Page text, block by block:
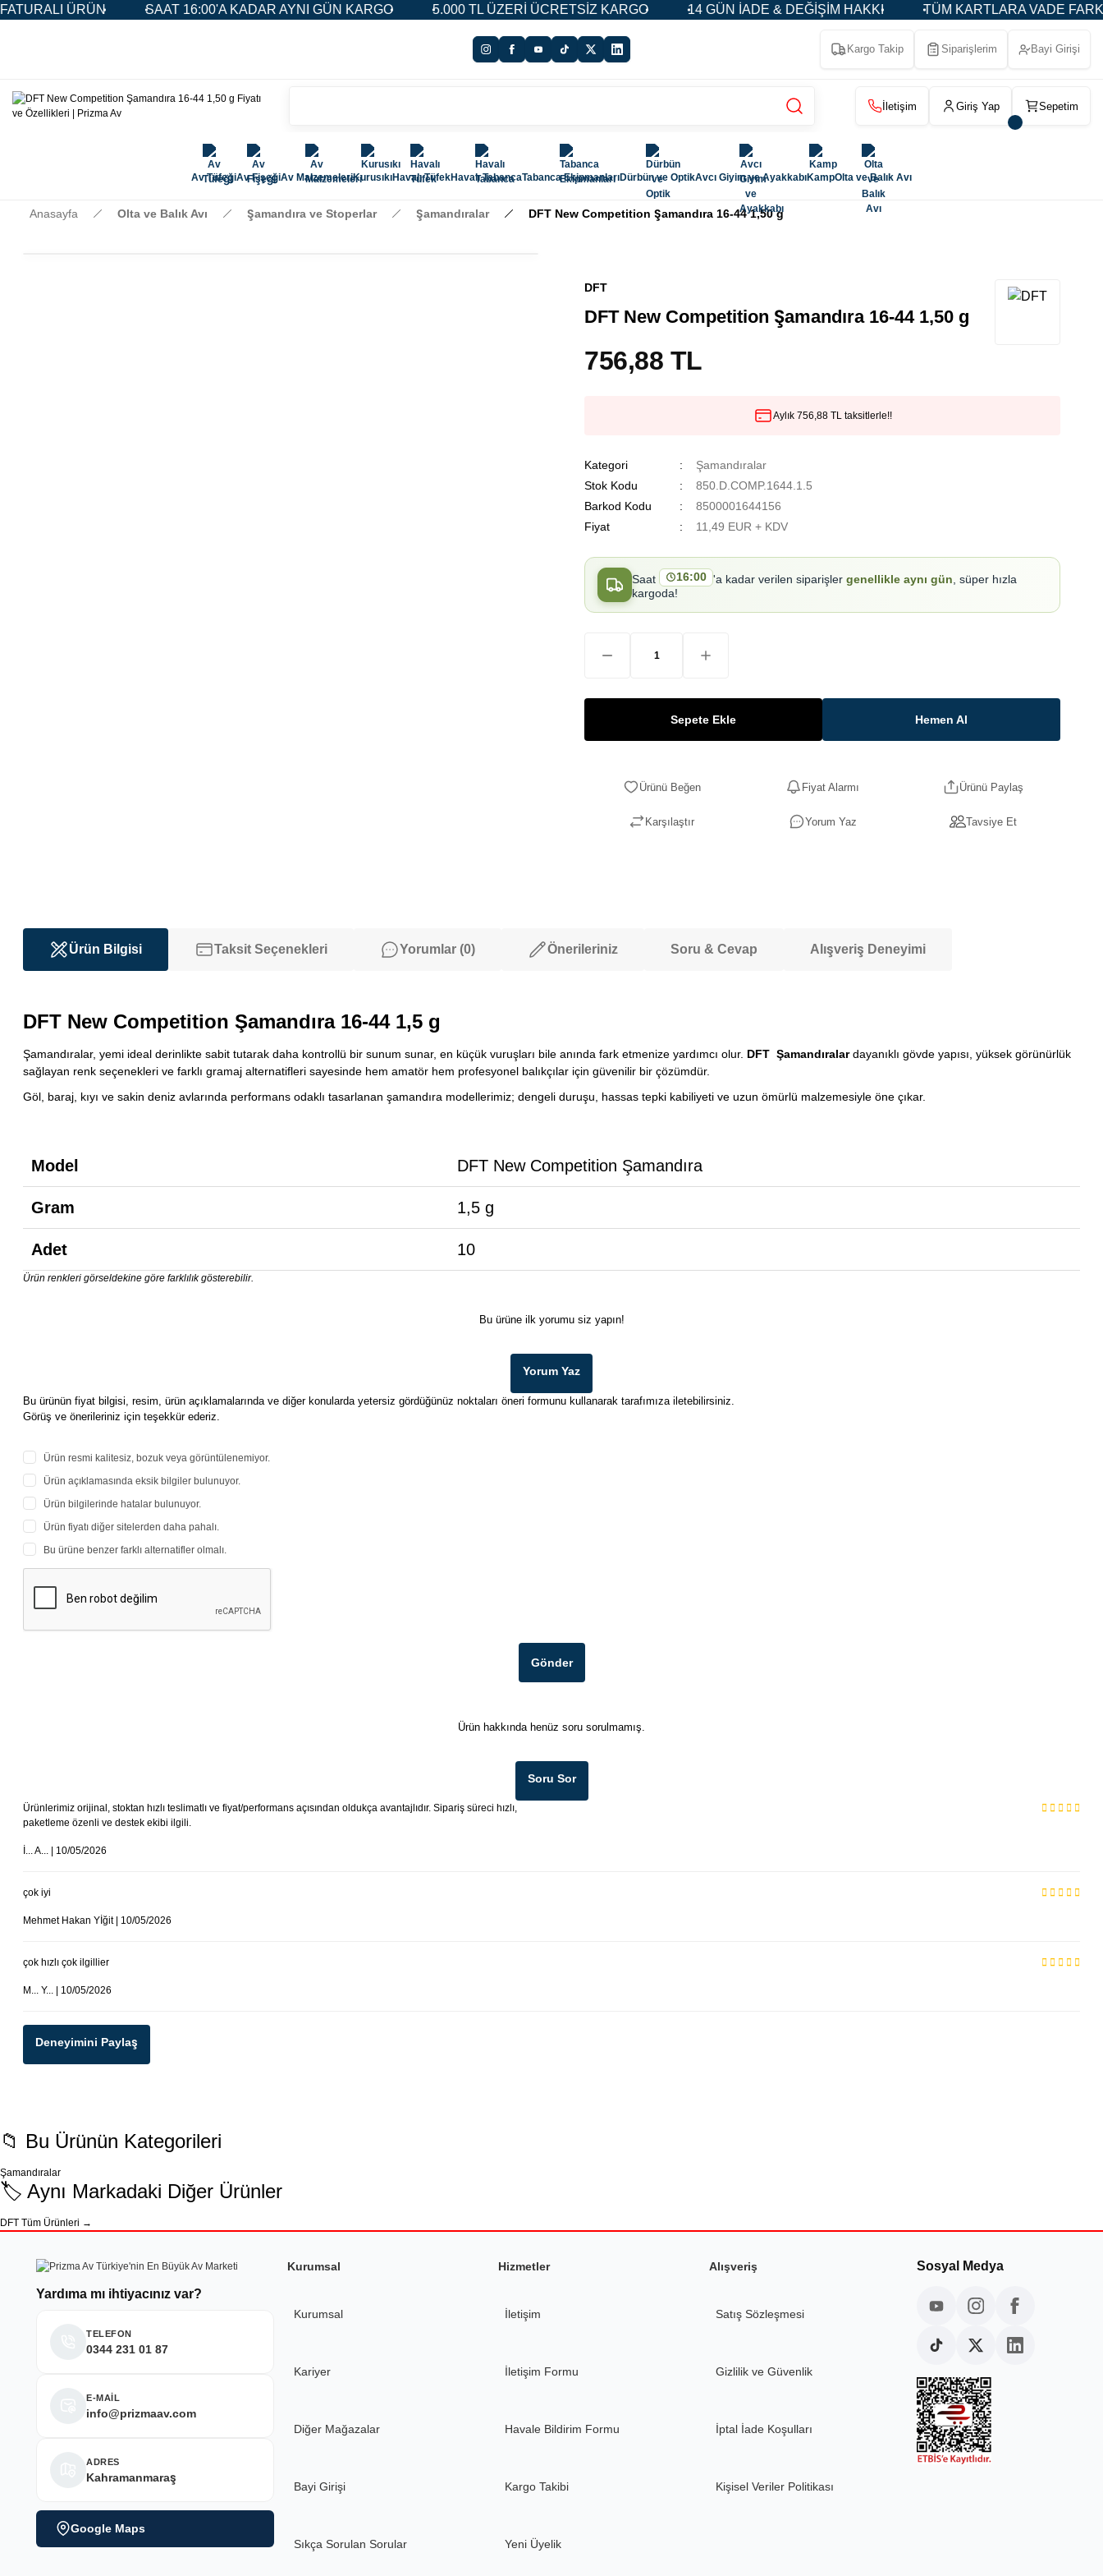
SAAT 16:00'A KADAR AYNI GÜN KARGO 5.000 TL ÜZERİ ÜCRETSİZ KARGO 14 GÜN İADE & DEĞİŞİM HAKKI TÜM KARTLARA VADE FARKSIZ 3-5-9
Kargo Takip Siparişlerim Bayi Girişi
İletişim Giriş Yap Sepetim
Av TüfeğiAv FişeğiAv MalzemeleriKurusıkıHavalı TüfekHavalı TabancaTabanca EkipmanlarıDürbün ve OptikAvcı Giyim ve AyakkabıKampOlta ve Balık Avı
Anasayfa Olta ve Balık Avı Şamandıra ve Stoperlar Şamandıralar DFT New Competition Şamandıra 16-44 1,50 g
DFT
DFT New Competition Şamandıra 16-44 1,50 g
756,88 TL
Aylık 756,88 TL taksitlerle!!
Kategori
Şamandıralar
Stok Kodu
850.D.COMP.1644.1.5
Barkod Kodu
8500001644156
Fiyat
11,49 EUR + KDV
Saat 16:00 'a kadar verilen siparişler genellikle aynı gün , süper hızla
kargoda!
Sepete Ekle Hemen Al
Fiyat Alarmı Ürünü Paylaş
Karşılaştır Yorum Yaz Tavsiye Et
Ürün Bilgisi Taksit Seçenekleri Yorumlar (0) Önerileriniz Soru & Cevap Alışveriş Deneyimi
DFT New Competition Şamandıra 16-44 1,5 g
Şamandıralar, yemi ideal derinlikte sabit tutarak daha kontrollü bir sunum sunar, en küçük vuruşları bile anında fark etmenize yardımcı olur. DFT Şamandıralardayanıklı gövde yapısı, yüksek görünürlük
sağlayan renk seçenekleri ve farklı gramaj alternatifleri sayesinde hem amatör hem profesyonel balıkçılar için güvenilir bir çözümdür.
Göl, baraj, kıyı ve sakin deniz avlarında performans odaklı tasarlanan şamandıra modellerimiz; dengeli duruşu, hassas tepki kabiliyeti ve uzun ömürlü malzemesiyle öne çıkar.
Model DFT New Competition Şamandıra
Gram 1,5 g
Adet 10
Ürün renkleri görseldekine göre farklılık gösterebilir.
Bu ürüne ilk yorumu siz yapın!
Yorum Yaz
Bu ürünün fiyat bilgisi, resim, ürün açıklamalarında ve diğer konularda yetersiz gördüğünüz noktaları öneri formunu kullanarak tarafımıza iletebilirsiniz.
Görüş ve önerileriniz için teşekkür ederiz.
Ürün resmi kalitesiz, bozuk veya görüntülenemiyor.
Ürün açıklamasında eksik bilgiler bulunuyor.
Ürün bilgilerinde hatalar bulunuyor.
Ürün fiyatı diğer sitelerden daha pahalı.
Bu ürüne benzer farklı alternatifler olmalı.
Gönder
Ürün hakkında henüz soru sorulmamış.
Soru Sor
Ürünlerimiz orijinal, stoktan hızlı teslimatlı ve fiyat/performans açısından oldukça avantajlıdır. Sipariş süreci hızlı,
paketleme özenli ve destek ekibi ilgili.
İ... A... | 10/05/2026
çok iyi
Mehmet Hakan Yİğit | 10/05/2026
çok hızlı çok ilgillier
M... Y... | 10/05/2026
Deneyimini Paylaş
📁 Bu Ürünün Kategorileri
Şamandıralar
🏷️ Aynı Markadaki Diğer Ürünler
DFT Tüm Ürünleri →
Yardıma mı ihtiyacınız var?
TELEFON
0344 231 01 87
E-MAİL
info@prizmaav.com
ADRES
Kahramanmaraş
Google Maps
Kurumsal
Kurumsal
Kariyer
Diğer Mağazalar
Bayi Girişi
Sıkça Sorulan Sorular
Hizmetler
İletişim
İletişim Formu
Havale Bildirim Formu
Kargo Takibi
Yeni Üyelik
Alışveriş
Satış Sözleşmesi
Gizlilik ve Güvenlik
İptal İade Koşulları
Kişisel Veriler Politikası
Sosyal Medya